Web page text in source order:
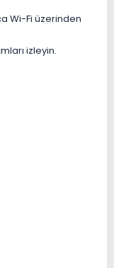
Wi-Fi üzerinden
izleyin.